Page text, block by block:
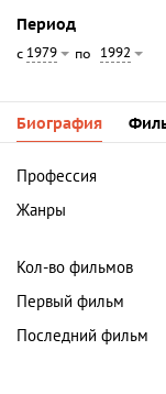
Период
с 1979 по 1992
Биография
Профессия
Жанры
Кол-во фильмов
Первый фильм
Последний фильм